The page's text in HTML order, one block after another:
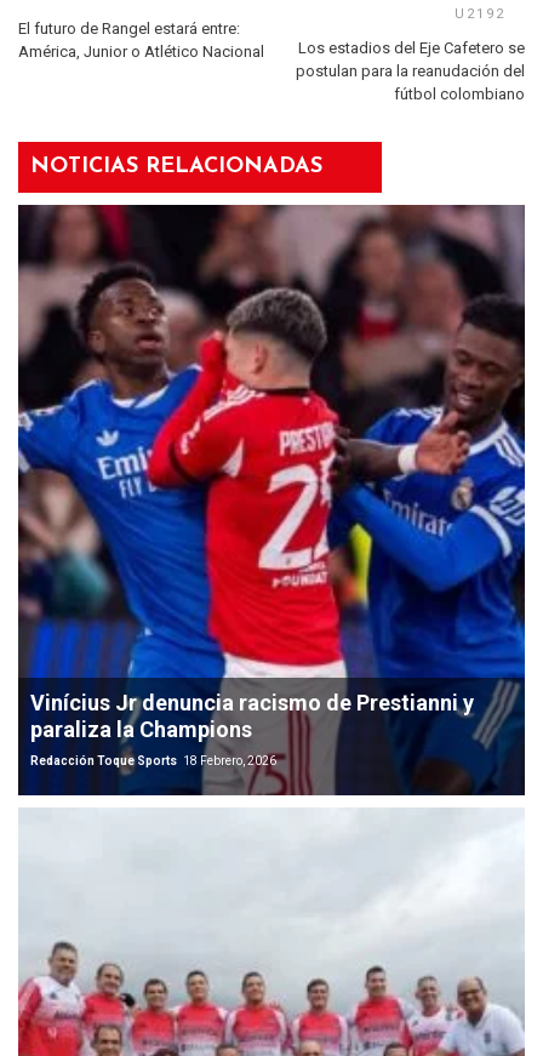
El futuro de Rangel estará entre:
América, Junior o Atlético Nacional
Los estadios del Eje Cafetero se
postulan para la reanudación del
fútbol colombiano
NOTICIAS RELACIONADAS
Vinícius Jr denuncia racismo de Prestianni y
paraliza la Champions
Redacción Toque Sports 18 Febrero, 2026